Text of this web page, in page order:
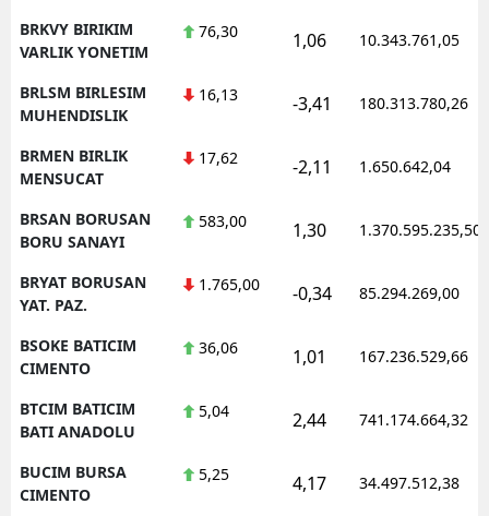
BRKVY BIRIKIM
VARLIK YONETIM
76,30 1,06 10.343.761,05
BRLSM BIRLESIM
MUHENDISLIK
16,13 -3,41 180.313.780,26
BRMEN BIRLIK
MENSUCAT
17,62 -2,11 1.650.642,04
BRSAN BORUSAN
BORU SANAYI
583,00 1,30 1.370.595.235,50
BRYAT BORUSAN
YAT. PAZ.
1.765,00 -0,34 85.294.269,00
BSOKE BATICIM
CIMENTO
36,06 1,01 167.236.529,66
BTCIM BATICIM
BATI ANADOLU
5,04 2,44 741.174.664,32
BUCIM BURSA
CIMENTO
5,25 4,17 34.497.512,38